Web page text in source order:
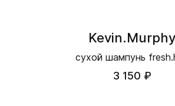
Kevin.Murphy
сухой шампунь
3 150 ₽